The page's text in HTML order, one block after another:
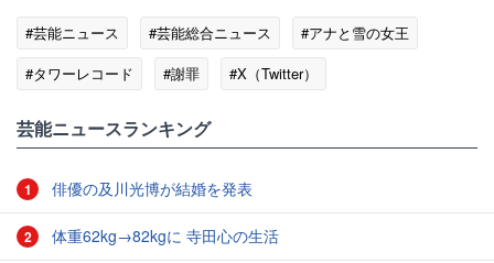
#芸能ニュース #芸能総合ニュース
#アナと雪の女王
#タワーレコード
#謝罪 #X（Twitter）
芸能ニュースランキング
1 俳優の及川光博が結婚を発表
2 体重62kg→82kgに 寺田心の生活